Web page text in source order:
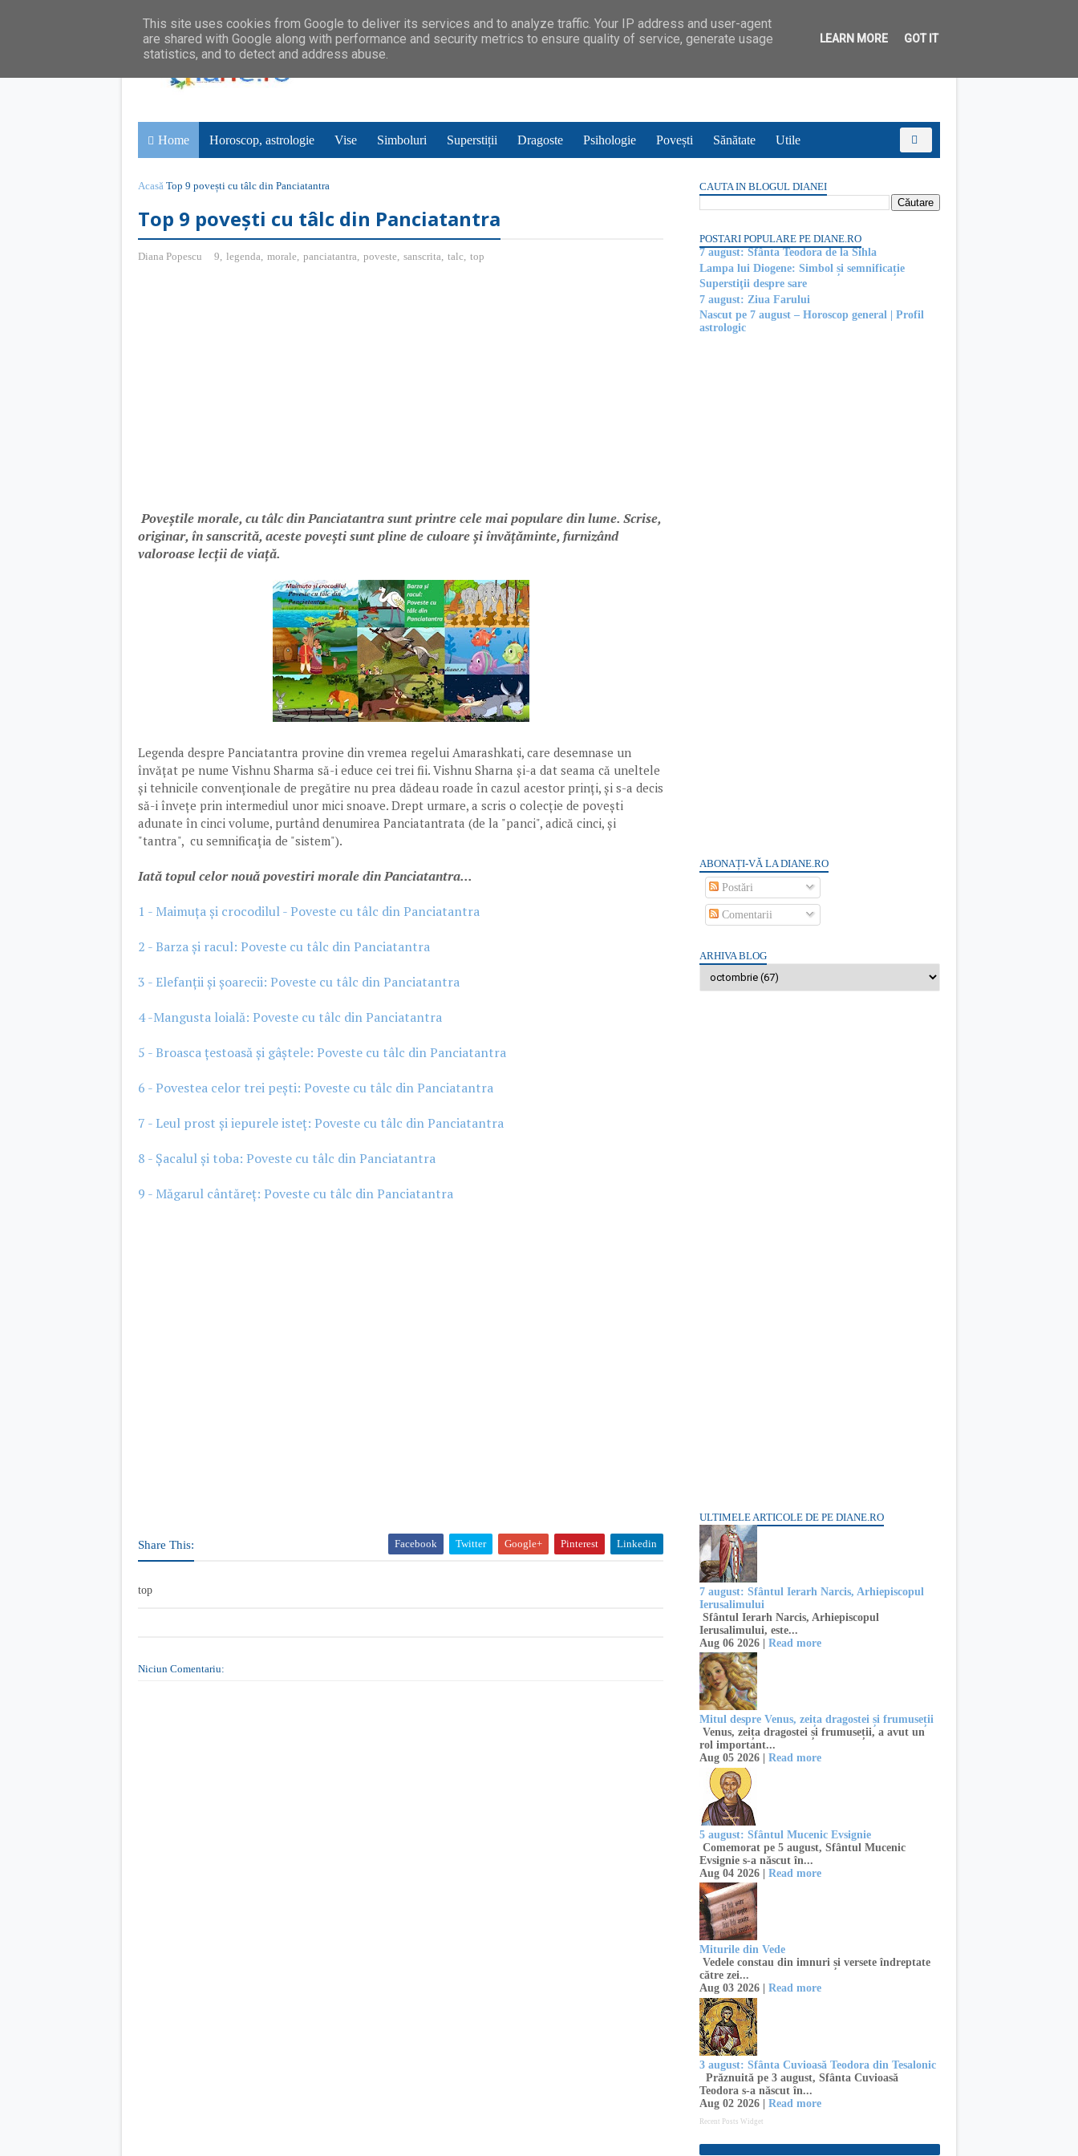
Home Horoscop, astrologie Vise Simboluri Superstiții Dragoste Psihologie Povești Sănătate Utile
Acasă Top 9 povești cu tâlc din Panciatantra
Top 9 povești cu tâlc din Panciatantra
Diana Popescu 9, legenda, morale, panciatantra, poveste, sanscrita, talc, top
Poveștile morale, cu tâlc din Panciatantra sunt printre cele mai populare din lume. Scrise,
originar, în sanscrită, aceste povești sunt pline de culoare și învățăminte, furnizând
valoroase lecții de viață.
Legenda despre Panciatantra provine din vremea regelui Amarashkati, care desemnase un
învățat pe nume Vishnu Sharma să-i educe cei trei fii. Vishnu Sharna și-a dat seama că uneltele
și tehnicile convenționale de pregătire nu prea dădeau roade în cazul acestor prinți, și s-a decis
să-i învețe prin intermediul unor mici snoave. Drept urmare, a scris o colecție de povești
adunate în cinci volume, purtând denumirea Panciatantrata (de la "panci", adică cinci, și
"tantra", cu semnificația de "sistem").
Iată topul celor nouă povestiri morale din Panciatantra...
1 - Maimuța și crocodilul - Poveste cu tâlc din Panciatantra
2 - Barza și racul: Poveste cu tâlc din Panciatantra
3 - Elefanții și șoarecii: Poveste cu tâlc din Panciatantra
4 -Mangusta loială: Poveste cu tâlc din Panciatantra
5 - Broasca țestoasă și gâștele: Poveste cu tâlc din Panciatantra
6 - Povestea celor trei pești: Poveste cu tâlc din Panciatantra
7 - Leul prost și iepurele isteț: Poveste cu tâlc din Panciatantra
8 - Șacalul și toba: Poveste cu tâlc din Panciatantra
9 - Măgarul cântăreț: Poveste cu tâlc din Panciatantra
Share This: Facebook Twitter Google+ Pinterest Linkedin
top
Niciun Comentariu:
CAUTA IN BLOGUL DIANEI
POSTARI POPULARE PE DIANE.RO
7 august: Sfânta Teodora de la Sihla
Lampa lui Diogene: Simbol și semnificație
Superstiţii despre sare
7 august: Ziua Farului
Nascut pe 7 august – Horoscop general | Profil
astrologic
ABONAȚI-VĂ LA DIANE.RO
Postări
Comentarii
ARHIVA BLOG
ULTIMELE ARTICOLE DE PE DIANE.RO
7 august: Sfântul Ierarh Narcis, Arhiepiscopul
Ierusalimului
Sfântul Ierarh Narcis, Arhiepiscopul
Ierusalimului, este...
Aug 06 2026 | Read more
Mitul despre Venus, zeița dragostei și frumuseții
Venus, zeița dragostei și frumuseții, a avut un
rol important...
Aug 05 2026 | Read more
5 august: Sfântul Mucenic Evsignie
Comemorat pe 5 august, Sfântul Mucenic
Evsignie s-a născut în...
Aug 04 2026 | Read more
Miturile din Vede
Vedele constau din imnuri și versete îndreptate
către zei...
Aug 03 2026 | Read more
3 august: Sfânta Cuvioasă Teodora din Tesalonic
Prăznuită pe 3 august, Sfânta Cuvioasă
Teodora s-a născut în...
Aug 02 2026 | Read more
Recent Posts Widget
This site uses cookies from Google to deliver its services and to analyze traffic. Your IP address and user-agent
are shared with Google along with performance and security metrics to ensure quality of service, generate usage
statistics, and to detect and address abuse.
LEARN MORE GOT IT